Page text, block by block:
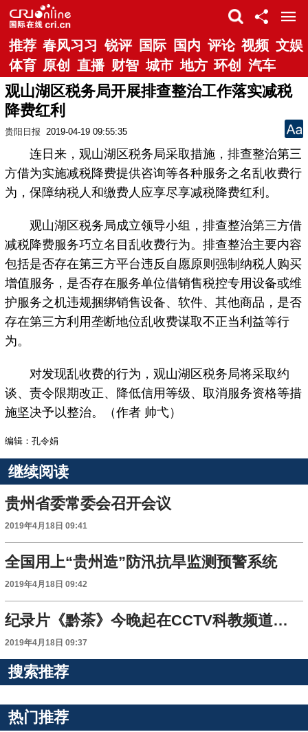
推荐 春风习习 锐评 国际 国内 评论 视频 文娱
体育 原创 直播 财智 城市 地方 环创 汽车
观山湖区税务局开展排查整治工作落实减税
降费红利
贵阳日报 2019-04-19 09:55:35
连日来，观山湖区税务局采取措施，排查整治第三
方借为实施减税降费提供咨询等各种服务之名乱收费行
为，保障纳税人和缴费人应享尽享减税降费红利。
观山湖区税务局成立领导小组，排查整治第三方借
减税降费服务巧立名目乱收费行为。排查整治主要内容
包括是否存在第三方平台违反自愿原则强制纳税人购买
增值服务，是否存在服务单位借销售税控专用设备或维
护服务之机违规捆绑销售设备、软件、其他商品，是否
存在第三方利用垄断地位乱收费谋取不正当利益等行
为。
对发现乱收费的行为，观山湖区税务局将采取约
谈、责令限期改正、降低信用等级、取消服务资格等措
施坚决予以整治。（作者 帅弋）
编辑：孔令娟
继续阅读
贵州省委常委会召开会议
2019年4月18日 09:41
全国用上“贵州造”防汛抗旱监测预警系统
2019年4月18日 09:42
纪录片《黔茶》今晚起在CCTV科教频道播出
2019年4月18日 09:37
搜索推荐
热门推荐